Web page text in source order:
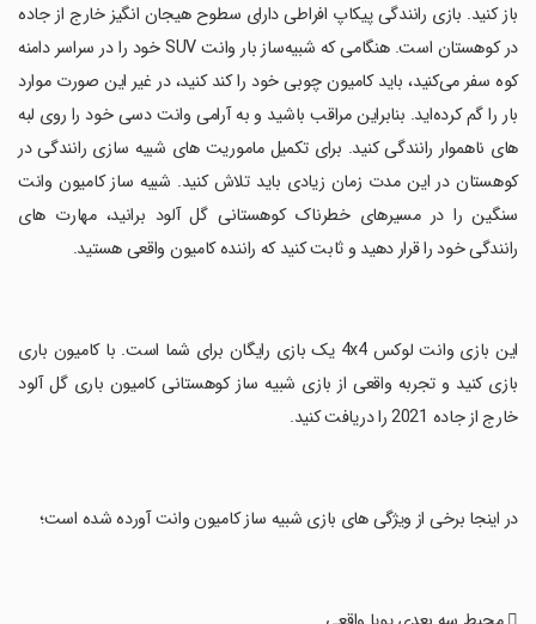
باز کنید. بازی رانندگی پیکاپ افراطی دارای سطوح هیجان انگیز خارج از جاده
در کوهستان است. هنگامی که شبیه‌ساز بار وانت SUV خود را در سراسر دامنه
کوه سفر می‌کنید، باید کامیون چوبی خود را کند کنید، در غیر این صورت موارد
بار را گم کرده‌اید. بنابراین مراقب باشید و به آرامی وانت دسی خود را روی لبه
های ناهموار رانندگی کنید. برای تکمیل ماموریت های شبیه سازی رانندگی در
کوهستان در این مدت زمان زیادی باید تلاش کنید. شبیه ساز کامیون وانت
سنگین را در مسیرهای خطرناک کوهستانی گل آلود برانید، مهارت های
رانندگی خود را قرار دهید و ثابت کنید که راننده کامیون واقعی هستید.
‏این بازی وانت لوکس 4x4 یک بازی رایگان برای شما است. با کامیون باری
بازی کنید و تجربه واقعی از بازی شبیه ساز کوهستانی کامیون باری گل آلود
خارج از جاده 2021 را دریافت کنید.
‏در اینجا برخی از ویژگی های بازی شبیه ساز کامیون وانت آورده شده است؛